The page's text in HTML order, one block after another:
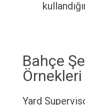
Bahçe
Örnekleri
Yard